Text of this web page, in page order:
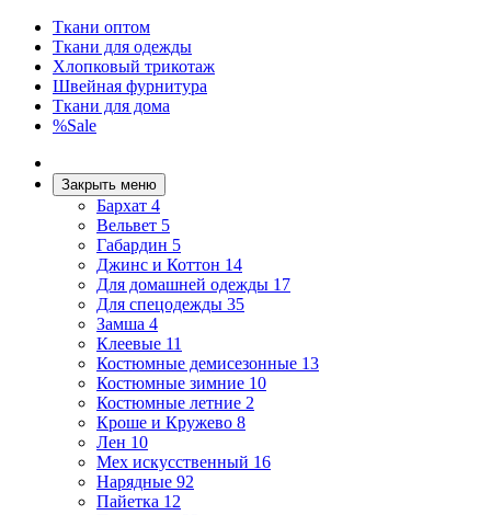
Ткани оптом
Ткани для одежды
Хлопковый трикотаж
Швейная фурнитура
Ткани для дома
%Sale
Закрыть меню
Бархат 4
Вельвет 5
Габардин 5
Джинс и Коттон 14
Для домашней одежды 17
Для спецодежды 35
Замша 4
Клеевые 11
Костюмные демисезонные 13
Костюмные зимние 10
Костюмные летние 2
Кроше и Кружево 8
Лен 10
Мех искусственный 16
Нарядные 92
Пайетка 12